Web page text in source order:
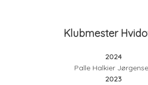
Klubmester
2024
Palle Halkier
2023